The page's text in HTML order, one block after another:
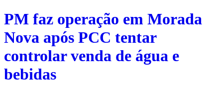
PM faz operação em Morada
Nova após PCC tentar
controlar venda de água e
bebidas